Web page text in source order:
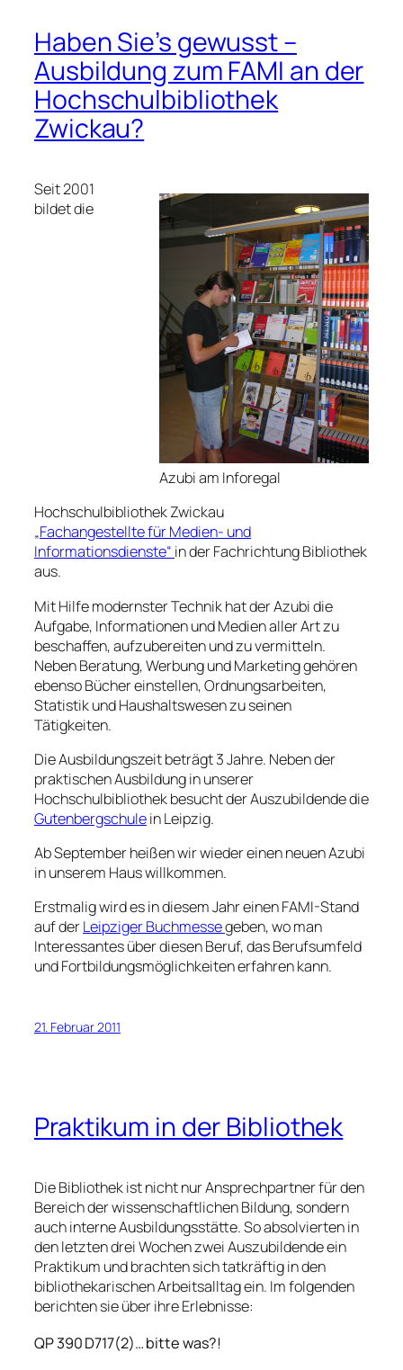
Haben Sie’s gewusst –
Ausbildung zum FAMI an der
Hochschulbibliothek
Zwickau?
Azubi am Inforegal
Seit 2001
bildet die
Hochschulbibliothek Zwickau
„Fachangestellte für Medien- und
Informationsdienste“ in der Fachrichtung Bibliothek
aus.
Mit Hilfe modernster Technik hat der Azubi die
Aufgabe, Informationen und Medien aller Art zu
beschaffen, aufzubereiten und zu vermitteln.
Neben Beratung, Werbung und Marketing gehören
ebenso Bücher einstellen, Ordnungsarbeiten,
Statistik und Haushaltswesen zu seinen
Tätigkeiten.
Die Ausbildungszeit beträgt 3 Jahre. Neben der
praktischen Ausbildung in unserer
Hochschulbibliothek besucht der Auszubildende die
Gutenbergschulein Leipzig.
Ab September heißen wir wieder einen neuen Azubi
in unserem Haus willkommen.
Erstmalig wird es in diesem Jahr einen FAMI-Stand
auf derLeipziger Buchmessegeben, wo man
Interessantes über diesen Beruf, das Berufsumfeld
und Fortbildungsmöglichkeiten erfahren kann.
21. Februar 2011
Praktikum in der Bibliothek
Die Bibliothek ist nicht nur Ansprechpartner für den
Bereich der wissenschaftlichen Bildung, sondern
auch interne Ausbildungsstätte. So absolvierten in
den letzten drei Wochen zwei Auszubildende ein
Praktikum und brachten sich tatkräftig in den
bibliothekarischen Arbeitsalltag ein. Im folgenden
berichten sie über ihre Erlebnisse:
QP 390 D717(2)… bitte was?!